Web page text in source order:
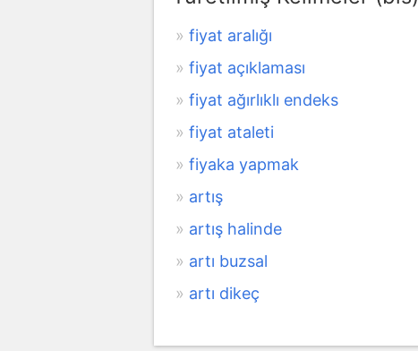
fiyat aralığı
fiyat açıklaması
fiyat ağırlıklı endeks
fiyat ataleti
fiyaka yapmak
artış
artış halinde
artı buzsal
artı dikeç